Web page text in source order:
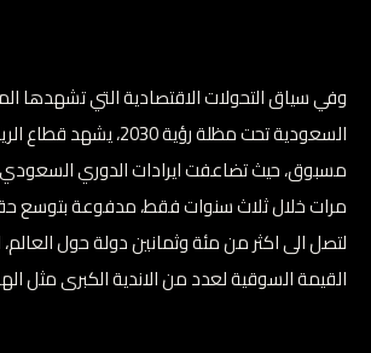
وفي سياق التحولات الاقتصادية التي تشهدها
السعودية تحت مظلة رؤية 2030،
مسبوق، حيث تضاعفت ايرادات الدوري السعودي
مرات خلال ثلاث سنوات فقط، مدفوعة بتوسع
لتصل الى اكثر من مئة وثمانين دولة حول العالم،
القيمة السوقية لعدد من الاندية الكبرى مثل